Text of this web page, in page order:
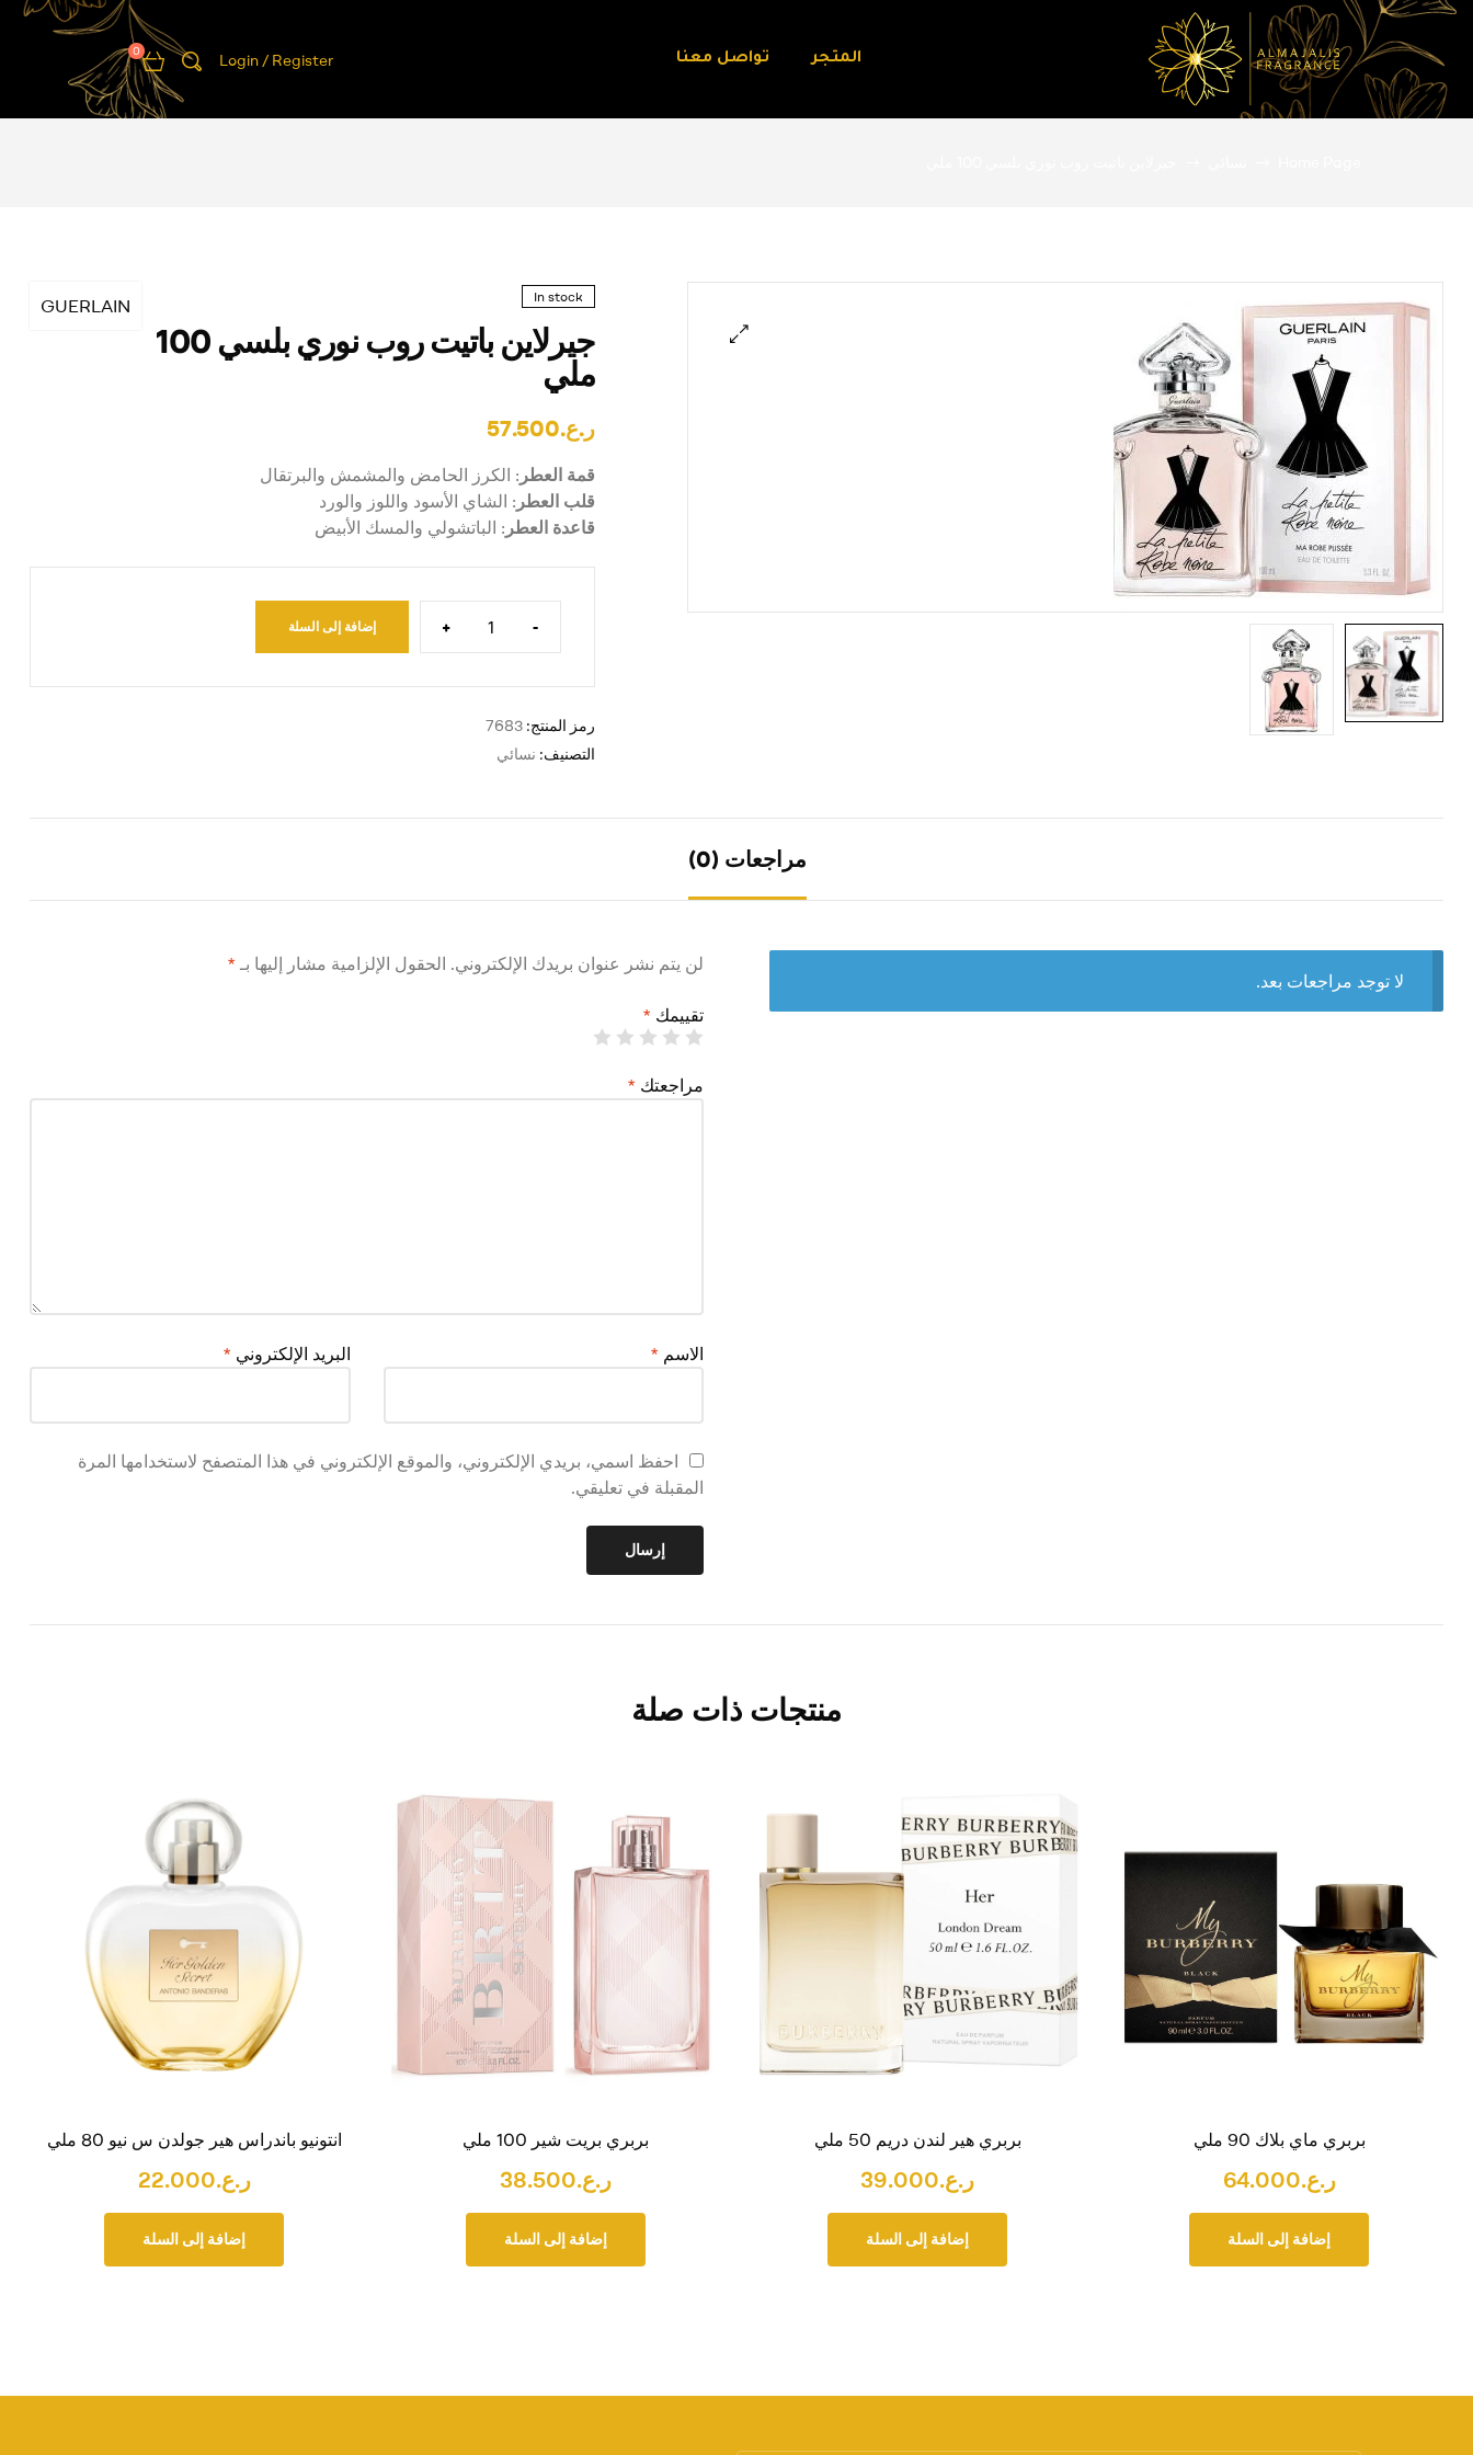
المجالس
المتجر تواصل معنا Login / Register
0
GUERLAIN In stock
جيرلاين باتيت روب نوري بلسي 100
ملي
ر.ع.57.500
قمة العطر : الكرز الحامض والمشمش والبرتقال
قلب العطر : الشاي الأسود واللوز والورد
قاعدة العطر : الباتشولي والمسك الأبيض
-
+ إضافة إلى السلة
رمز المنتج: 7683
التصنيف: نسائي
مراجعات (0)
لا توجد مراجعات بعد.
لن يتم نشر عنوان بريدك الإلكتروني. الحقول الإلزامية مشار إليها بـ *
تقييمك *
مراجعتك *
الاسم * البريد الإلكتروني *
احفظ اسمي، بريدي الإلكتروني، والموقع الإلكتروني في هذا المتصفح لاستخدامها المرة
المقبلة في تعليقي.
منتجات ذات صلة
بربري ماي بلاك 90 ملي
ر.ع.64.000
إضافة إلى السلة
بربري هير لندن دريم 50 ملي
ر.ع.39.000
إضافة إلى السلة
بربري بريت شير 100 ملي
ر.ع.38.500
إضافة إلى السلة
انتونيو باندراس هير جولدن س نيو 80 ملي
ر.ع.22.000
إضافة إلى السلة